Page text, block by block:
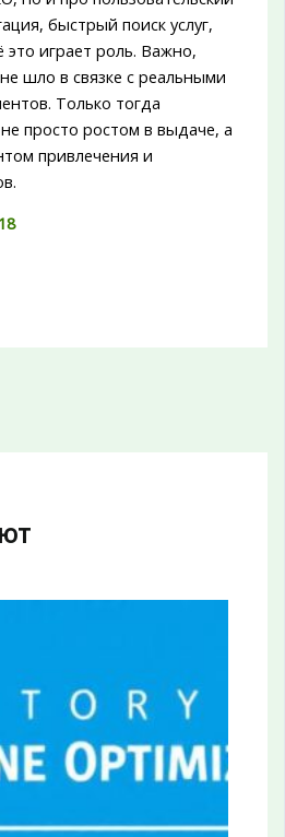
быстрый поиск услуг,
играет роль. Важно,
шло в связке с реальными
Только тогда
просто ростом в выдаче, а
привлечения и